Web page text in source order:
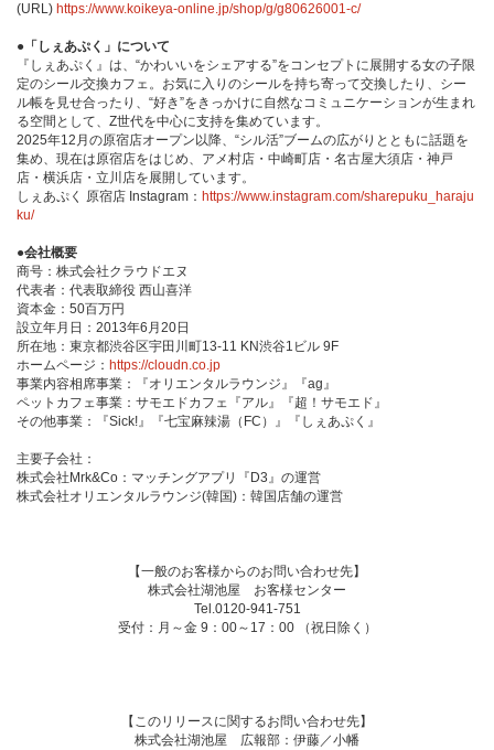
(URL) https://www.koikeya-online.jp/shop/g/g80626001-c/
●「しぇあぷく」について
『しぇあぷく』は、“かわいいをシェアする”をコンセプトに展開する女の子限
定のシール交換カフェ。お気に入りのシールを持ち寄って交換したり、シー
ル帳を見せ合ったり、“好き”をきっかけに自然なコミュニケーションが生まれ
る空間として、Z世代を中心に支持を集めています。
2025年12月の原宿店オープン以降、“シル活”ブームの広がりとともに話題を
集め、現在は原宿店をはじめ、アメ村店・中崎町店・名古屋大須店・神戸
店・横浜店・立川店を展開しています。
しぇあぷく 原宿店 Instagram： https://www.instagram.com/sharepuku_haraju
ku/
●会社概要
商号：株式会社クラウドエヌ
代表者：代表取締役 西山喜洋
資本金：50百万円
設立年月日：2013年6月20日
所在地：東京都渋谷区宇田川町13-11 KN渋谷1ビル 9F
ホームページ： https://cloudn.co.jp
事業内容相席事業：『オリエンタルラウンジ』『ag』
ペットカフェ事業：サモエドカフェ『アル』『超！サモエド』
その他事業：『Sick!』『七宝麻辣湯（FC）』『しぇあぷく』
主要子会社：
株式会社Mrk&Co：マッチングアプリ『D3』の運営
株式会社オリエンタルラウンジ(韓国)：韓国店舗の運営
【一般のお客様からのお問い合わせ先】
株式会社湖池屋 お客様センター
Tel.0120-941-751
受付：月～金 9：00～17：00 （祝日除く）
【このリリースに関するお問い合わせ先】
株式会社湖池屋 広報部：伊藤／小幡